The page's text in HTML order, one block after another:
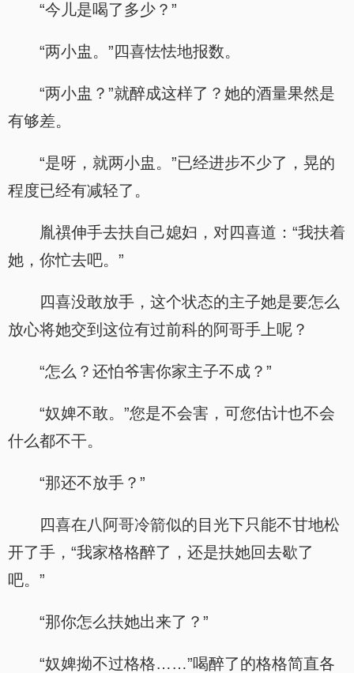
“今儿是喝了多少？”
“两小盅。”四喜怯怯地报数。
“两小盅？”就醉成这样了？她的酒量果然是
有够差。
“是呀，就两小盅。”已经进步不少了，晃的
程度已经有减轻了。
胤禩伸手去扶自己媳妇，对四喜道：“我扶着
她，你忙去吧。”
四喜没敢放手，这个状态的主子她是要怎么
放心将她交到这位有过前科的阿哥手上呢？
“怎么？还怕爷害你家主子不成？”
“奴婢不敢。”您是不会害，可您估计也不会
什么都不干。
“那还不放手？”
四喜在八阿哥冷箭似的目光下只能不甘地松
开了手，“我家格格醉了，还是扶她回去歇了
吧。”
“那你怎么扶她出来了？”
“奴婢拗不过格格……”喝醉了的格格简直各